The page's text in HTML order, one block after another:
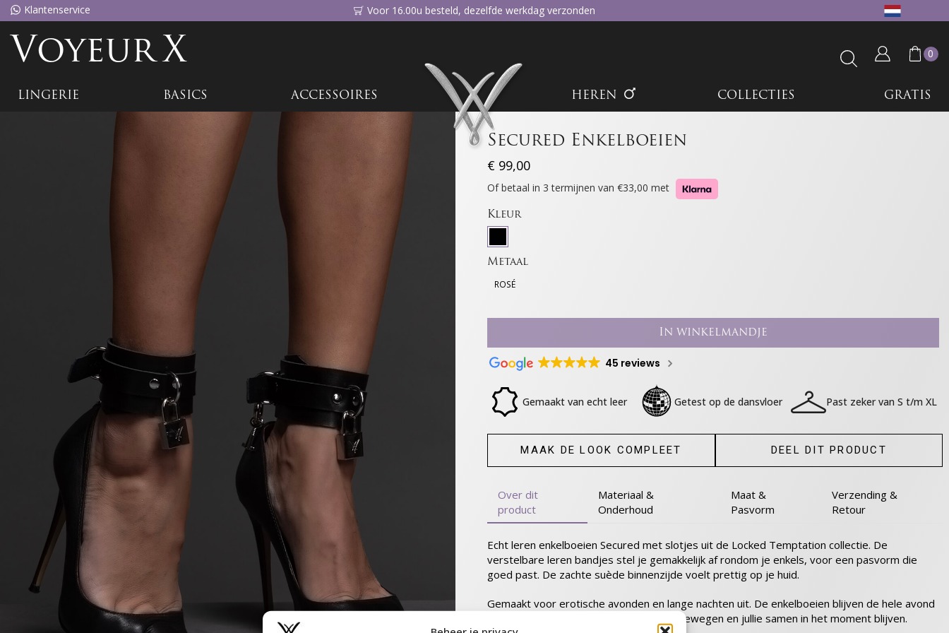
Klantenservice Voor 16.00u besteld, dezelfde werkdag verzonden
VoyeurX 0
LINGERIE BASICS ACCESSOIRES HEREN COLLECTIES GRATIS
Secured Enkelboeien
€ 99,00
Of betaal in 3 termijnen van €33,00 met
Kleur
Metaal
ROSÉ
In winkelmandje
45 reviews
Gemaakt van echt leer Getest op de dansvloer Past zeker van S t/m XL
MAAK DE LOOK COMPLEET DEEL DIT PRODUCT
Over dit
product
Materiaal &
Onderhoud
Maat &
Pasvorm
Verzending &
Retour
Echt leren enkelboeien Secured met slotjes uit de Locked Temptation collectie. De
verstelbare leren bandjes stel je gemakkelijk af rondom je enkels, voor een pasvorm die
goed past. De zachte suède binnenzijde voelt prettig op je huid.
Gemaakt voor erotische avonden en lange nachten uit. De enkelboeien blijven de hele avond
zitten waar ze horen, zodat je vrij kunt bewegen en jullie samen in het moment blijven.